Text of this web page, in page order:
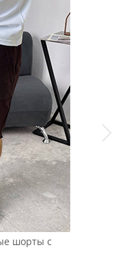
шорты с